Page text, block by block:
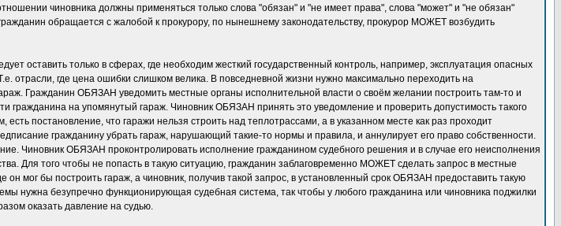
чиновника должны применяться только слова "обязан" и "не имеет права", слова "может" и "не обязан"
обращается с жалобой к прокурору, по нынешнему законодательству, прокурор МОЖЕТ возбудить
оставить только в сферах, где необходим жесткий государственный контроль, например, эксплуатация опасных
отрасли, где цена ошибки слишком велика. В повседневной жизни нужно максимально переходить на
Гражданин ОБЯЗАН уведомить местные органы исполнительной власти о своём желании построить там-то и
гражданина на упомянутый гараж. Чиновник ОБЯЗАН принять это уведомление и проверить допустимость такого
постановление, что гаражи нельзя строить над теплотрассами, а в указанном месте как раз проходит
гражданину убрать гараж, нарушающий такие-то нормы и правила, и аннулирует его право собственности.
Чиновник ОБЯЗАН проконтролировать исполнение гражданином судебного решения и в случае его неисполнения
Для того чтобы не попасть в такую ситуацию, гражданин заблаговременно МОЖЕТ сделать запрос в местные
он мог бы построить гараж, а чиновник, получив такой запрос, в установленный срок ОБЯЗАН предоставить такую
нужна безупречно функционирующая судебная система, так чтобы у любого гражданина или чиновника поджилки
оказать давление на судью.